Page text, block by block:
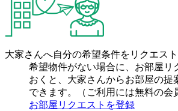
大家さんへ自分の希望条件をリクエスト
希望物件がない場合に、お部屋リ
おくと、大家さんからお部屋の提
できます。（ご利用には無料の会
お部屋リクエストを登録